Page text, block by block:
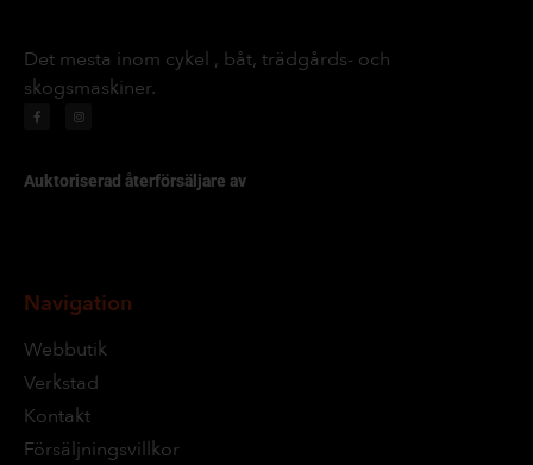
Det mesta inom cykel , båt, trädgårds- och
skogsmaskiner.
Auktoriserad återförsäljare av
Navigation
Webbutik
Verkstad
Kontakt
Försäljningsvillkor